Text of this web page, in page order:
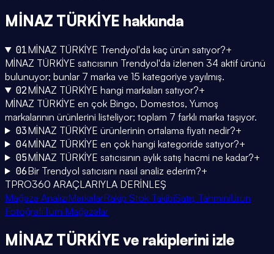
MİNAZ TÜRKİYE hakkında
01MİNAZ TÜRKİYE Trendyol'da kaç ürün satıyor?+
MİNAZ TÜRKİYE satıcısının Trendyol'da izlenen 34 aktif ürünü
bulunuyor; bunlar 7 marka ve 15 kategoriye yayılmış.
02MİNAZ TÜRKİYE hangi markaları satıyor?+
MİNAZ TÜRKİYE en çok Bingo, Domestos, Yumoş
markalarının ürünlerini listeliyor; toplam 7 farklı marka taşıyor.
03MİNAZ TÜRKİYE ürünlerinin ortalama fiyatı nedir?+
04MİNAZ TÜRKİYE en çok hangi kategoride satıyor?+
05MİNAZ TÜRKİYE satıcısının aylık satış hacmi ne kadar?+
06Bir Trendyol satıcısını nasıl analiz ederim?+
TPRO360 ARAÇLARIYLA DERİNLEŞ
Mağaza AnaliziMarkalarRakip Stok TakibiSatış TahminiÜrün
FotoğrafıTüm Mağazalar
MİNAZ TÜRKİYE ve rakiplerini izle